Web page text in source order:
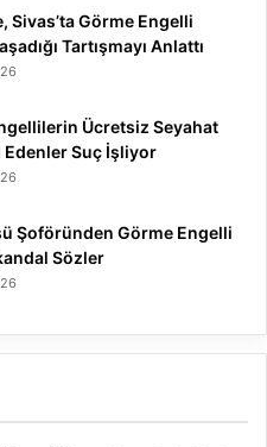
Sivas’ta Görme Engelli
Tartışmayı Anlattı
Ücretsiz Seyahat
Edenler Suç İşliyor
Şoföründen Görme Engelli
Sözler